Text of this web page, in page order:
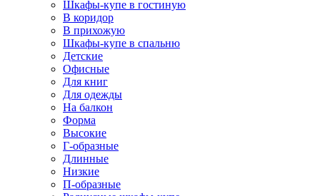
Шкафы-купе в гостиную
В коридор
В прихожую
Шкафы-купе в спальню
Детские
Офисные
Для книг
Для одежды
На балкон
Форма
Высокие
Г-образные
Длинные
Низкие
П-образные